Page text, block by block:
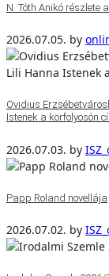
N. Tóth Anikó részlete
2026.07.05. by
Ovidius
Istenek a körfolyosón
2026.07.03. by
Papp Roland novellája
2026.07.02. by